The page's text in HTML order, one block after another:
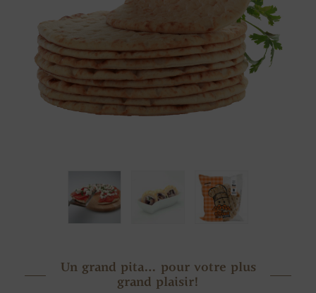
Un grand pita… pour votre plus
grand plaisir!